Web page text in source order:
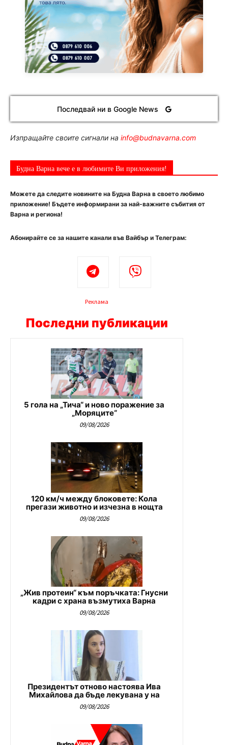
Последвай ни в Google News
Изпращайте своите сигнали на info@budnavarna.com
Будна Варна вече е в любимите Ви приложения!
Можете да следите новините на Будна Варна в своето любимо
приложение! Бъдете информирани за най-важните събития от
Варна и региона!
Абонирайте се за нашите канали във Вайбър и Телеграм:
Реклама
Последни публикации
5 гола на „Тича“ и ново поражение за
„Моряците“
09/08/2026
120 км/ч между блоковете: Кола
прегази животно и изчезна в нощта
09/08/2026
„Жив протеин“ към поръчката: Гнусни
кадри с храна възмутиха Варна
09/08/2026
Президентът отново настоява Ива
Михайлова да бъде лекувана у на
09/08/2026